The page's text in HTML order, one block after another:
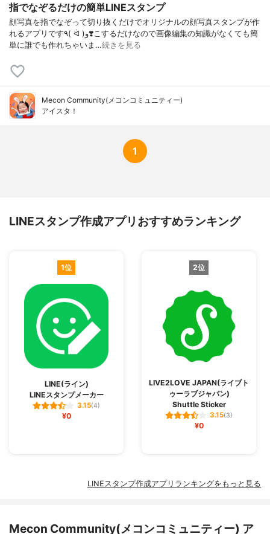
指でなぞるだけの簡単LINEスタンプ
顔写真を指でなぞって切り抜くだけでオリジナルの顔写真スタンプが作
れるアプリです٩( ᐛ )و❣️こするだけなので画像編集の知識がなくても簡
単に誰でも作れちゃいま…続きを見る
Mecon Community(メコンコミュニティー)
アイスタ！
1
LINEスタンプ作成アプリおすすめランキング
1位
LINE(ライン)
LINEスタンプメーカー
3.15(4)
¥0
2位
LIVE2LOVE JAPAN(ライブト
ゥーラブジャパン)
Shuttle Sticker
3.15(3)
¥0
LINEスタンプ作成アプリランキングをもっと見る
Mecon Community(メコンコミュニティー) ア